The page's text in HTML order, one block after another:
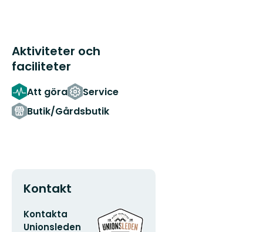
Aktiviteter och
faciliteter
Att göra
Service
Butik/Gårdsbutik
Kontakt
E-
postadress
Kontakta
Unionsleden
Organisationens
logotyp